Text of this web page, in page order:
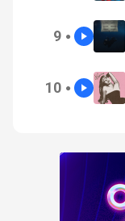
9 ●
10 ●